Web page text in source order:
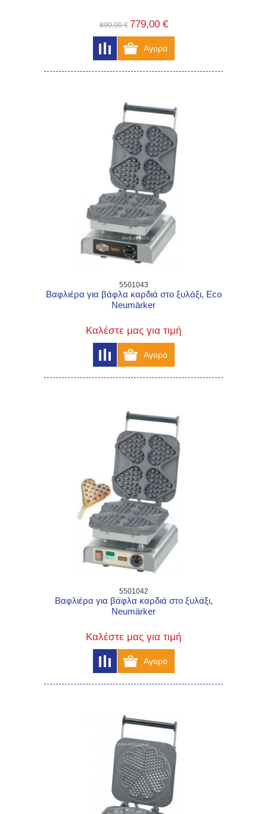
890,00 € 779,00 €
5501043
Βαφλιέρα για βάφλα καρδιά στο ξυλάξι, Eco
Neumärker
Καλέστε μας για τιμή
5501042
Βαφλιέρα για βάφλα καρδιά στο ξυλάξι,
Neumärker
Καλέστε μας για τιμή